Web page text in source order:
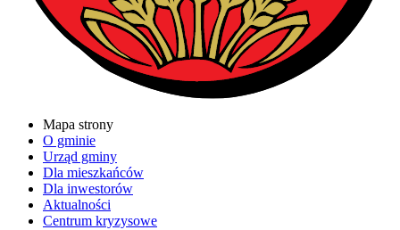
Mapa strony
O gminie
Urząd gminy
Dla mieszkańców
Dla inwestorów
Aktualności
Centrum kryzysowe